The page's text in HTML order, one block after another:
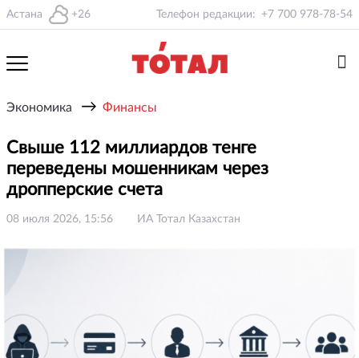
Астана +26 Телефон редакции: +7 700 978-78-54
Экономика → Финансы
Свыше 112 миллиардов тенге
переведены мошенникам через
дропперские счета
08 июля 2026, 15:56 ИА Тотал Казахстан